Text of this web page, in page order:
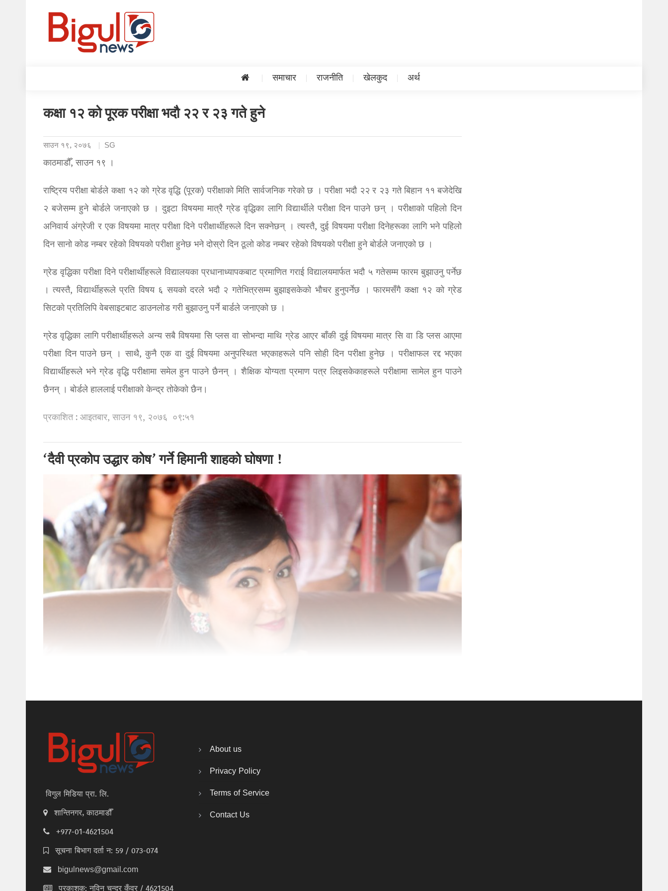
समाचार राजनीति खेलकुद अर्थ
कक्षा १२ को पूरक परीक्षा भदौ २२ र २३ गते हुने
साउन १९, २०७६ SG
काठमाडौँ, साउन १९ ।
राष्ट्रिय परीक्षा बोर्डले कक्षा १२ को ग्रेड वृद्धि (पूरक) परीक्षाको मिति सार्वजनिक गरेको छ । परीक्षा भदौ २२ र २३ गते बिहान ११ बजेदेखि
२ बजेसम्म हुने बोर्डले जनाएको छ । दुइटा विषयमा मात्रै ग्रेड वृद्धिका लागि विद्यार्थीले परीक्षा दिन पाउने छन् । परीक्षाको पहिलो दिन
अनिवार्य अंग्रेजी र एक विषयमा मात्र परीक्षा दिने परीक्षार्थीहरूले दिन सक्नेछन् । त्यस्तै, दुई विषयमा परीक्षा दिनेहरूका लागि भने पहिलो
दिन सानो कोड नम्बर रहेको विषयको परीक्षा हुनेछ भने दोस्रो दिन ठूलो कोड नम्बर रहेको विषयको परीक्षा हुने बोर्डले जनाएको छ ।
ग्रेड वृद्धिका परीक्षा दिने परीक्षार्थीहरूले विद्यालयका प्रधानाध्यापकबाट प्रमाणित गराई विद्यालयमार्फत भदौ ५ गतेसम्म फारम बुझाउनु पर्नेछ
। त्यस्तै, विद्यार्थीहरूले प्रति विषय ६ सयको दरले भदौ २ गतेभित्रसम्म बुझाइसकेको भौचर हुनुपर्नेछ । फारमसँगै कक्षा १२ को ग्रेड
सिटको प्रतिलिपि वेबसाइटबाट डाउनलोड गरी बुझाउनु पर्ने बार्डले जनाएको छ ।
ग्रेड वृद्धिका लागि परीक्षार्थीहरूले अन्य सबै विषयमा सि प्लस वा सोभन्दा माथि ग्रेड आएर बाँकी दुई विषयमा मात्र सि वा डि प्लस आएमा
परीक्षा दिन पाउने छन् । साथै, कुनै एक वा दुई विषयमा अनुपस्थित भएकाहरूले पनि सोही दिन परीक्षा हुनेछ । परीक्षाफल रद्द भएका
विद्यार्थीहरूले भने ग्रेड वृद्धि परीक्षामा समेल हुन पाउने छैनन् । शैक्षिक योग्यता प्रमाण पत्र लिइसकेकाहरूले परीक्षामा सामेल हुन पाउने
छैनन् । बोर्डले हाललाई परीक्षाको केन्द्र तोकेको छैन।
प्रकाशित : आइतबार, साउन १९, २०७६ ०९:५१
‘दैवी प्रकोप उद्धार कोष’ गर्ने हिमानी शाहकाे घोषणा !
विगुल मिडिया प्रा. लि.
शान्तिनगर, काठमाडौँ
+977-01-4621504
सूचना बिभाग दर्ता न: 59 / 073-074
bigulnews@gmail.com
About us
Privacy Policy
Terms of Service
Contact Us